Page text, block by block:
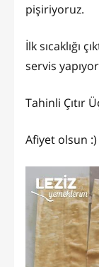
pişiriyoruz.
İlk sıcaklığı
servis
Tahinli Çıtır
Afiyet olsun :)